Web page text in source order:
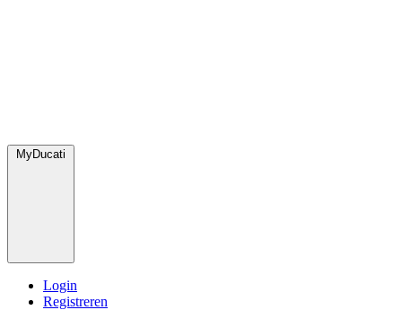
MyDucati
Login
Registreren